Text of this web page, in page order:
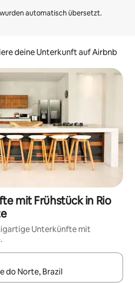
deine Unterkunft auf Airbnb
mit Frühstück in Rio
Unterkünfte mit
sind, navigiere mit den